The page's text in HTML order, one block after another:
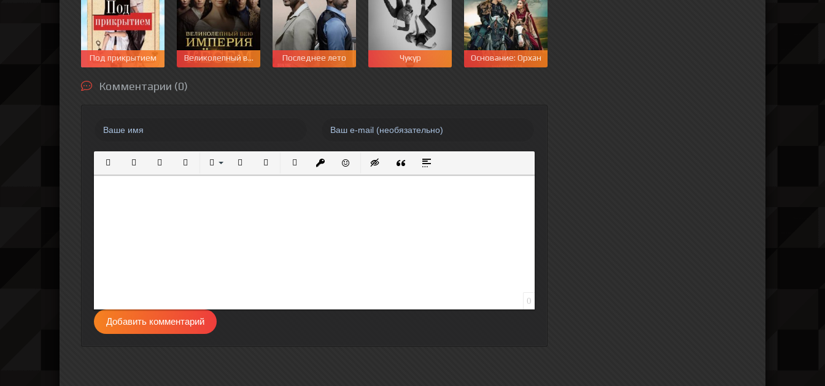
Под прикрытием Великолепный век. Империя Кёсем
Последнее лето Чукур Основание: Орхан
Комментарии (0)
Полужирный
КурсивПодчеркнутый
ЗачеркнутыйВыравнивание
Нумерованный список
Маркированный список
Вставить ссылку
Вставить защищенную ссылку
Вставить смайлик
Вставка скрытого текста
Вставка цитаты
Вставка спойлера
0
Добавить комментарий